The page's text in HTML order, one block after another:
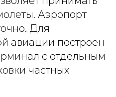
Аэропорт
Для
авиации построен
с отдельным
частных